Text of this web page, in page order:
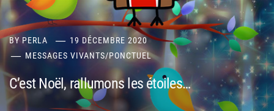
BY PERLA
19 DÉCEMBRE 2020
MESSAGES VIVANTS/PONCTUEL
C’est Noël, rallumons les étoiles…